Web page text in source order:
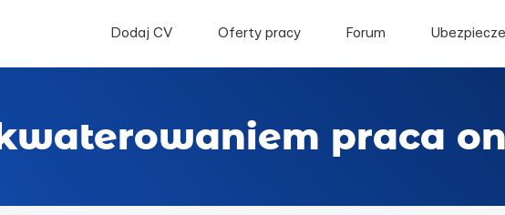
Dodaj CV Oferty pracy Forum
praca